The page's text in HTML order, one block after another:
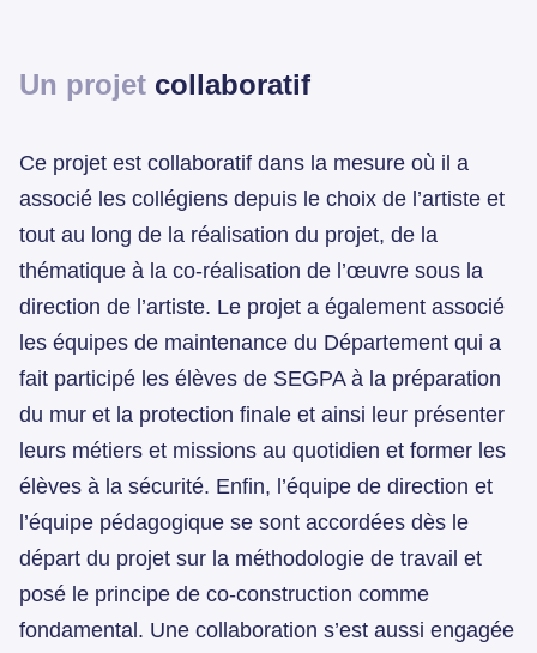
Un projet collaboratif
Ce projet est collaboratif dans la mesure où il a
associé les collégiens depuis le choix de l’artiste et
tout au long de la réalisation du projet, de la
thématique à la co-réalisation de l’œuvre sous la
direction de l’artiste. Le projet a également associé
les équipes de maintenance du Département qui a
fait participé les élèves de SEGPA à la préparation
du mur et la protection finale et ainsi leur présenter
leurs métiers et missions au quotidien et former les
élèves à la sécurité. Enfin, l’équipe de direction et
l’équipe pédagogique se sont accordées dès le
départ du projet sur la méthodologie de travail et
posé le principe de co-construction comme
fondamental. Une collaboration s’est aussi engagée